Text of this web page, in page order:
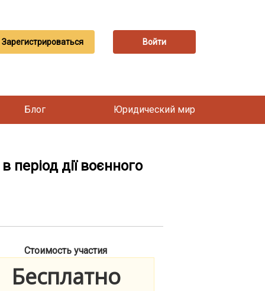
Зарегистрироваться Войти
Блог Юридический мир
дії воєнного
Стоимость участия
Бесплатно